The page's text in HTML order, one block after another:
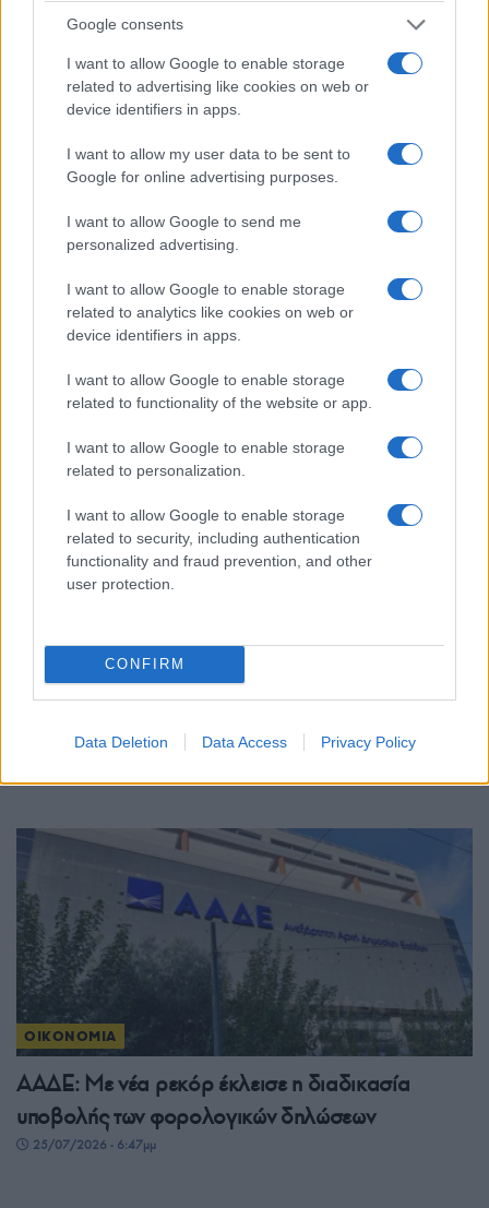
Google consents
I want to allow Google to enable storage
related to advertising like cookies on web or
device identifiers in apps.
I want to allow my user data to be sent to
Google for online advertising purposes.
I want to allow Google to send me
personalized advertising.
I want to allow Google to enable storage
related to analytics like cookies on web or
device identifiers in apps.
I want to allow Google to enable storage
related to functionality of the website or app.
I want to allow Google to enable storage
related to personalization.
I want to allow Google to enable storage
related to security, including authentication
functionality and fraud prevention, and other
user protection.
CONFIRM
Data Deletion Data Access Privacy Policy
ΟΙΚΟΝΟΜΙΑ
Εξωδικαστικός μηχανισμός: Ανοίγει η πλατφόρμα
για χρέη από 5.000 ευρώ – Έως 420 δόσεις
ΟΙΚΟΝΟΜΙΑ
Ρεύμα: Τα κίτρινα τιμολόγια κερδίζουν έδαφος –
Ακριβότερα τα μπλε, σταθερά τα πράσινα
ΟΙΚΟΝΟΜΙΑ
ΑΑΔΕ: Με νέα ρεκόρ έκλεισε η διαδικασία
υποβολής των φορολογικών δηλώσεων
25/07/2026 - 6:47μμ